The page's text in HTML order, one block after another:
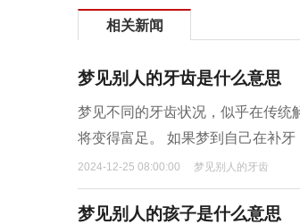
相关新闻
梦见别人的牙齿是什么意思
梦见不同的牙齿状况，似乎在传统
将变得富足。 如果梦到自己在补
2024-12-25 08:00:00 梦见别人的牙齿
梦见别人的孩子是什么意思